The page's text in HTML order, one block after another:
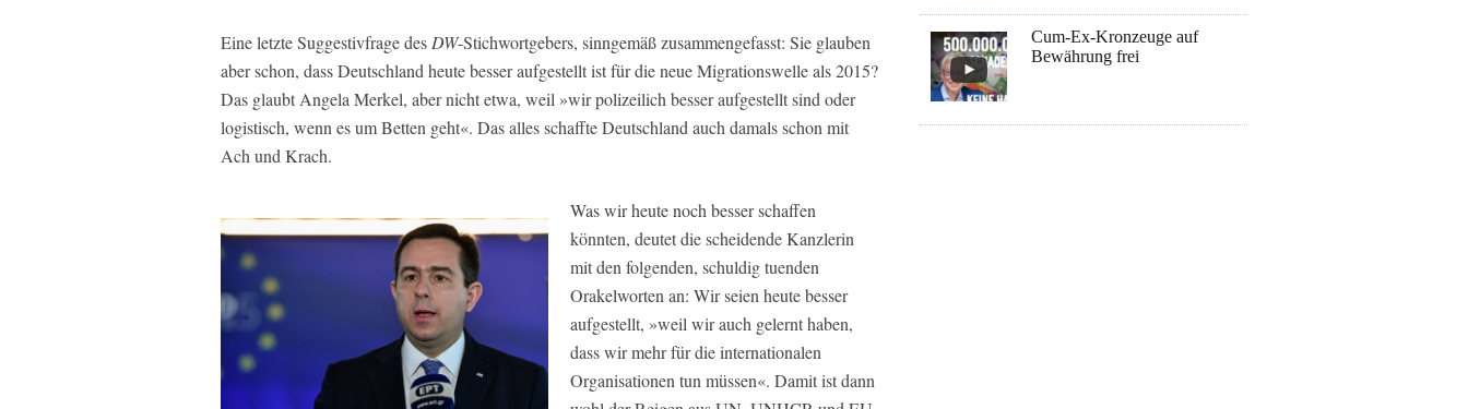
Eine letzte Suggestivfrage des DW-Stichwortgebers, sinngemäß zusammengefasst: Sie glauben
aber schon, dass Deutschland heute besser aufgestellt ist für die neue Migrationswelle als 2015?
Das glaubt Angela Merkel, aber nicht etwa, weil »wir polizeilich besser aufgestellt sind oder
logistisch, wenn es um Betten geht«. Das alles schaffte Deutschland auch damals schon mit
Ach und Krach.
Was wir heute noch besser schaffen
könnten, deutet die scheidende Kanzlerin
mit den folgenden, schuldig tuenden
Orakelworten an: Wir seien heute besser
aufgestellt, »weil wir auch gelernt haben,
dass wir mehr für die internationalen
Organisationen tun müssen«. Damit ist dann
Cum-Ex-Kronzeuge auf
Bewährung frei